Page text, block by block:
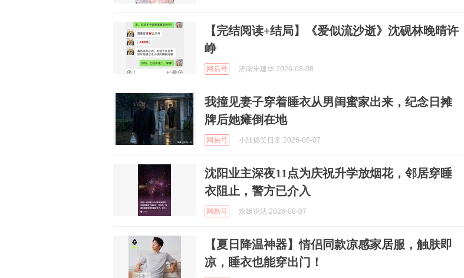
【完结阅读+结局】《爱似流沙逝》沈砚林晚晴许
峥
网易号 济南朱建华 2026-08-08
我撞见妻子穿着睡衣从男闺蜜家出来，纪念日摊
牌后她瘫倒在地
网易号 小陆搞笑日常 2026-08-07
沈阳业主深夜11点为庆祝升学放烟花，邻居穿睡
衣阻止，警方已介入
网易号 欢姐说法 2026-08-07
【夏日降温神器】情侣同款凉感家居服，触肤即
凉，睡衣也能穿出门！